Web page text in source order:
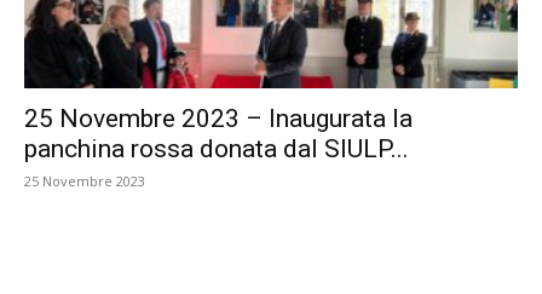
25 Novembre 2023 – Inaugurata la
panchina rossa donata dal SIULP...
25 Novembre 2023